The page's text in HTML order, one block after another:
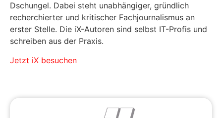
Dschungel. Dabei steht unabhängiger, gründlich
recherchierter und kritischer Fachjournalismus an
erster Stelle. Die iX-Autoren sind selbst IT-Profis und
schreiben aus der Praxis.
Jetzt iX besuchen